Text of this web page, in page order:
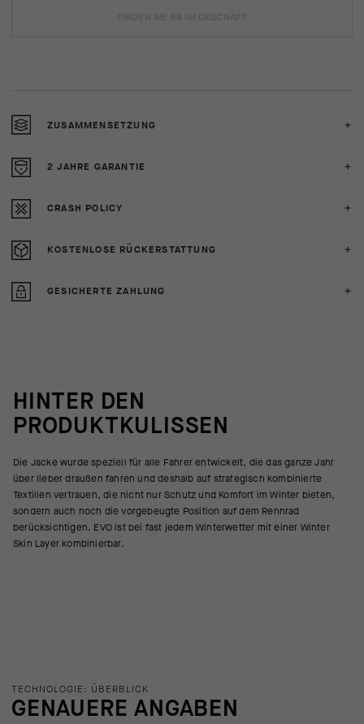
ZUSAMMENSETZUNG
2 JAHRE GARANTIE
CRASH POLICY
KOSTENLOSE RÜCKERSTATTUNG
GESICHERTE ZAHLUNG
HINTER DEN
PRODUKTKULISSEN
Die Jacke wurde speziell für alle Fahrer entwickelt, die das ganze Jahr
über lieber draußen fahren und deshalb auf strategisch kombinierte
Textilien vertrauen, die nicht nur Schutz und Komfort im Winter bieten,
sondern auch noch die vorgebeugte Position auf dem Rennrad
berücksichtigen. EVO ist bei fast jedem Winterwetter mit einer Winter
Skin Layer kombinierbar.
TECHNOLOGIE: ÜBERBLICK
GENAUERE ANGABEN